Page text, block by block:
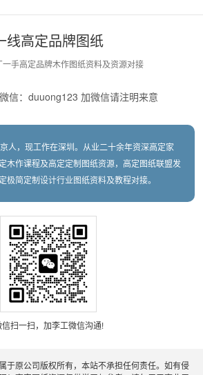
线高定品牌图纸
手高定品牌木作图纸资料及资源对接
信：duuong123 加微信请注明来意
人，现工作在深圳。从业二十余年资深高定家
木作课程及高定定制图纸资源，高定图纸联盟发
极简定制设计行业图纸资料及教程对接。
信扫一扫，加李工微信沟通!
于原公司版权所有，本站不承担任何责任。如有侵